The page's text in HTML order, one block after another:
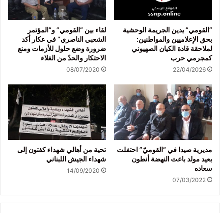
“القومي” يدين الجريمة الوحشية
بحق الإعلاميين والمواطنين:
لملاحقة قادة الكيان الصهيوني
كمجرمي حرب
22/04/2026
لقاء بين “القومي” و”المؤتمر
الشعبي الناصري” في عكار أكد
ضرورة وضع حلول للأزمات ومنع
الاحتكار والحدّ من الغلاء
08/07/2020
مديرية صيدا في “القوميّ” احتفلت
بعيد مولد باعث النهضة أنطون
سعاده
07/03/2022
تحية من أهالي شهداء كفتون إلى
شهداء الجيش اللبناني
14/09/2020